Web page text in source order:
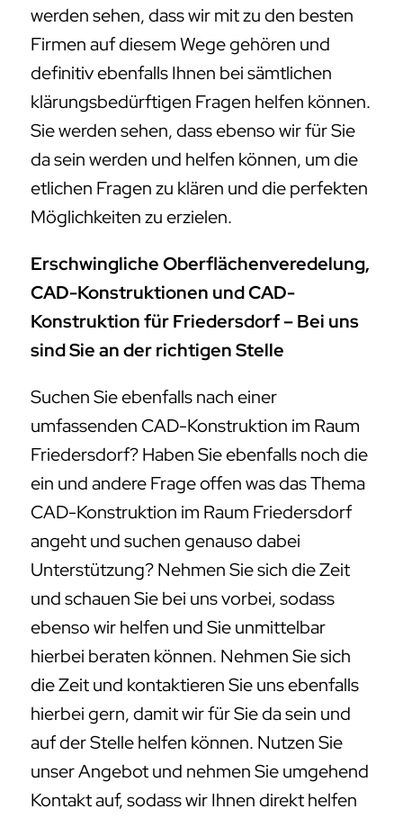
werden sehen, dass wir mit zu den besten
Firmen auf diesem Wege gehören und
definitiv ebenfalls Ihnen bei sämtlichen
klärungsbedürftigen Fragen helfen können.
Sie werden sehen, dass ebenso wir für Sie
da sein werden und helfen können, um die
etlichen Fragen zu klären und die perfekten
Möglichkeiten zu erzielen.
Erschwingliche Oberflächenveredelung,
CAD-Konstruktionen und CAD-
Konstruktion für Friedersdorf – Bei uns
sind Sie an der richtigen Stelle
Suchen Sie ebenfalls nach einer
umfassenden CAD-Konstruktion im Raum
Friedersdorf? Haben Sie ebenfalls noch die
ein und andere Frage offen was das Thema
CAD-Konstruktion im Raum Friedersdorf
angeht und suchen genauso dabei
Unterstützung? Nehmen Sie sich die Zeit
und schauen Sie bei uns vorbei, sodass
ebenso wir helfen und Sie unmittelbar
hierbei beraten können. Nehmen Sie sich
die Zeit und kontaktieren Sie uns ebenfalls
hierbei gern, damit wir für Sie da sein und
auf der Stelle helfen können. Nutzen Sie
unser Angebot und nehmen Sie umgehend
Kontakt auf, sodass wir Ihnen direkt helfen